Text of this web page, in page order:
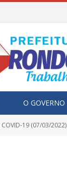
O GOVERNO
19 (07/03/2022)